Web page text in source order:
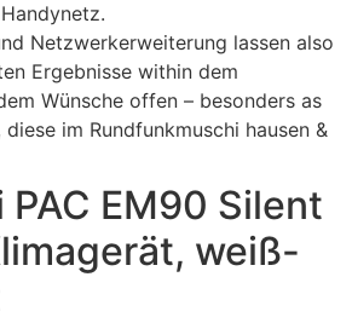
Netzwerk­erweiterung lassen also
Ergeb­nisse within dem
Wünsche offen – besonders as
im Rundfunk­muschi hausen &
PAC EM90 Silent
weiß-